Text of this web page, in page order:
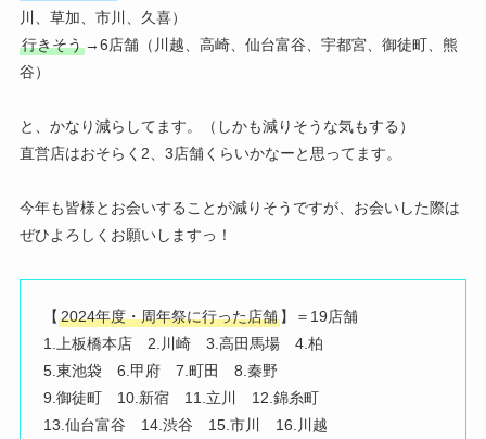
川、草加、市川、久喜）
行きそう→6店舗（川越、高崎、仙台富谷、宇都宮、御徒町、熊
谷）
と、かなり減らしてます。（しかも減りそうな気もする）
直営店はおそらく2、3店舗くらいかなーと思ってます。
今年も皆様とお会いすることが減りそうですが、お会いした際は
ぜひよろしくお願いしますっ！
【 2024年度・周年祭に行った店舗】＝19店舗
1.上板橋本店 2.川崎 3.高田馬場 4.柏
5.東池袋 6.甲府 7.町田 8.秦野
9.御徒町 10.新宿 11.立川 12.錦糸町
13.仙台富谷 14.渋谷 15.市川 16.川越